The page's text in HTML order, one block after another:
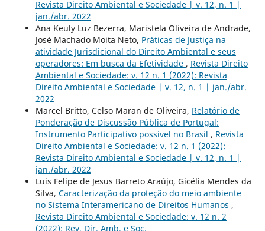
Revista Direito Ambiental e Sociedade | v. 12, n. 1 |
jan./abr. 2022
Ana Keuly Luz Bezerra, Maristela Oliveira de Andrade,
José Machado Moita Neto, Práticas de Justiça na
atividade Jurisdicional do Direito Ambiental e seus
operadores: Em busca da Efetividade , Revista Direito
Ambiental e Sociedade: v. 12 n. 1 (2022): Revista
Direito Ambiental e Sociedade | v. 12, n. 1 | jan./abr.
2022
Marcel Britto, Celso Maran de Oliveira, Relatório de
Ponderação de Discussão Pública de Portugal:
Instrumento Participativo possível no Brasil , Revista
Direito Ambiental e Sociedade: v. 12 n. 1 (2022):
Revista Direito Ambiental e Sociedade | v. 12, n. 1 |
jan./abr. 2022
Luis Felipe de Jesus Barreto Araújo, Gicélia Mendes da
Silva, Caracterização da proteção do meio ambiente
no Sistema Interamericano de Direitos Humanos ,
Revista Direito Ambiental e Sociedade: v. 12 n. 2
(2022): Rev, Dir. Amb. e Soc.